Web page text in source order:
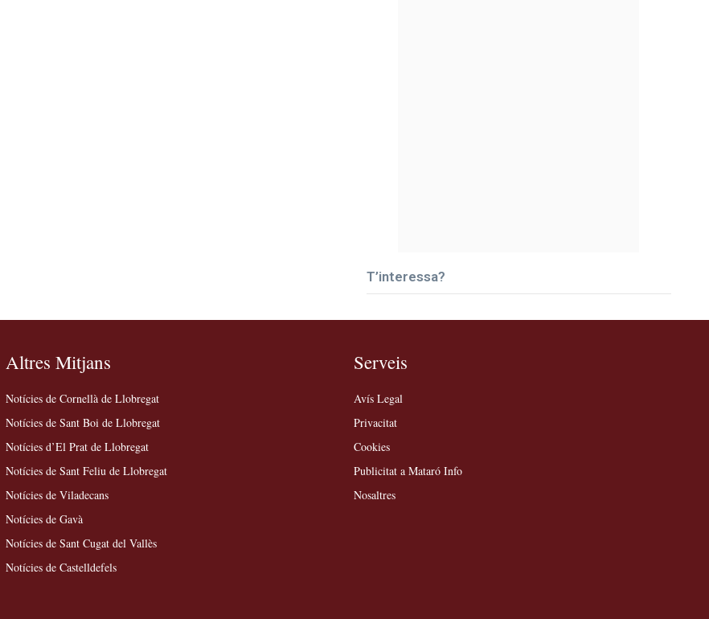
T’interessa?
Altres Mitjans
Notícies de Cornellà de Llobregat
Notícies de Sant Boi de Llobregat
Notícies d’El Prat de Llobregat
Notícies de Sant Feliu de Llobregat
Notícies de Viladecans
Notícies de Gavà
Notícies de Sant Cugat del Vallès
Notícies de Castelldefels
Serveis
Avís Legal
Privacitat
Cookies
Publicitat a Mataró Info
Nosaltres